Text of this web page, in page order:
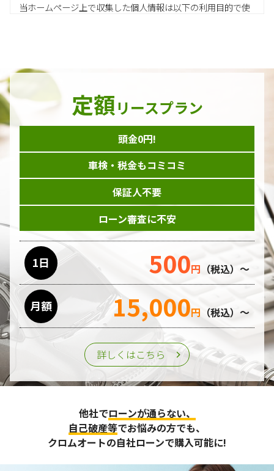
当ホームページ上で収集した個人情報は以下の利用目的で使
当グループの業務に従事する協力会社様担当者の識別
当グループ内で共同利用する人事関連システムの運用
ダイレクトメール等を利用したアンケート・キャンペーン
などの意見・情報の調査
当ホームページはサービスに関するお問い合わせやご質問、
資料のご請求や各サービス等のお申し込みなど、当ホームペ
ージのサービス提供過程で、氏名、連絡先、勤務先等の個人
情報を書面、電子媒体、ウェブ等を介して収集致します。
委託先の管理･監督
利用目的の遂行のために業務を委託する場合、個人情報の取
り扱いに関する委託先の適正な管理・監督をおこないます。
第三者への提供
個人情報は、ご本人の同意を得た場合または法令の定めがあ
る場合を除き、第三者に提供することはいたしません。
失、破壊、改ざん及び漏えいなどに対する予防ならびに是正
に努め、合理的な安全対策を講じます。
また、個人情報保護に関する法令およびその他の規範を遵守
するとともに、この方針に基づく個人情報保護規程や体制を
定め、その内容を継続的に見直し、改善に努めます。
定額リースプラン
頭金0円!
車検・税金もコミコミ
保証人不要
ローン審査に不安
1日 500円 （税込）～
月額 15,000円 （税込）～
詳しくはこちら
他社でローンが通らない、
自己破産等でお悩みの方でも、
クロムオートの自社ローンで購入可能に!